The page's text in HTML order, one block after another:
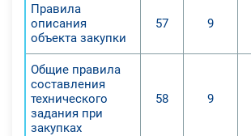
Правила
описания
объекта закупки
57 9
Общие правила
составления
технического
задания при
закупках
58 9